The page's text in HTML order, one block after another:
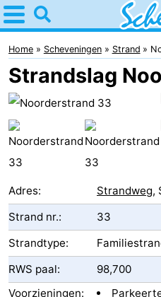
Home
Scheveningen
Tips
Voor
kinderen
Overnachten
-
Nautisch
Centrum
Bed
(&
Campings
Home Scheveningen Strand
Strandslag
Adres: Strandweg,
Strand nr.:
33
Strandtype:
RWS paal:
98,700
Voorzieningen: